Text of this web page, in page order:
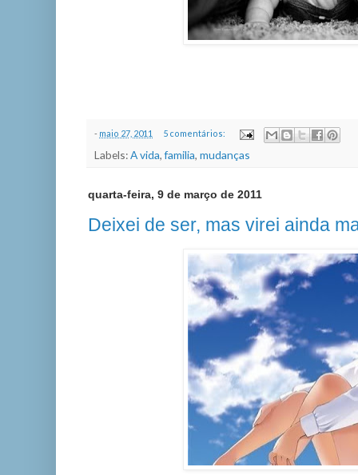
- maio 27, 2011 5 comentários:
Labels:A vida,familia, mudanças
quarta-feira, 9 de março de 2011
Deixei de ser, mas virei ainda